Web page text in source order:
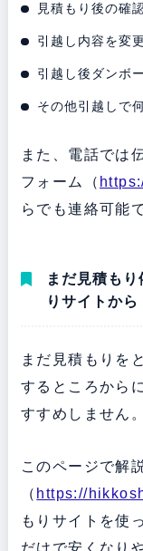
見積もり後の確
引越し内容を変
引越し後ダンボ
その他引越しで
また、電話では
フォーム（
らでも連絡可能
まだ見積も
りサイトから
まだ見積もりを
するところから
すすめしません。
このページで解
（ https://
もりサイトを使